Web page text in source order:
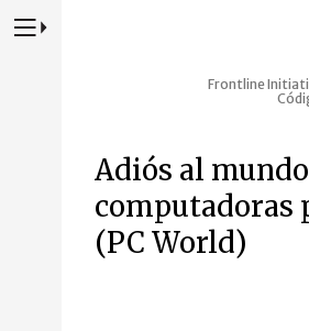
Presione para alternar la navegación principal
Frontline
Adiós al
computadoras
(PC World)